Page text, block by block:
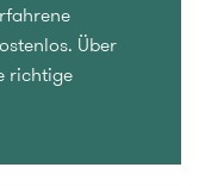
Über
richtige